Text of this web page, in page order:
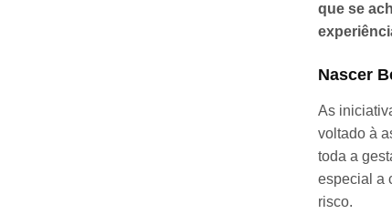
que se
Nascer
As
voltado à
toda a
especial a
risco.